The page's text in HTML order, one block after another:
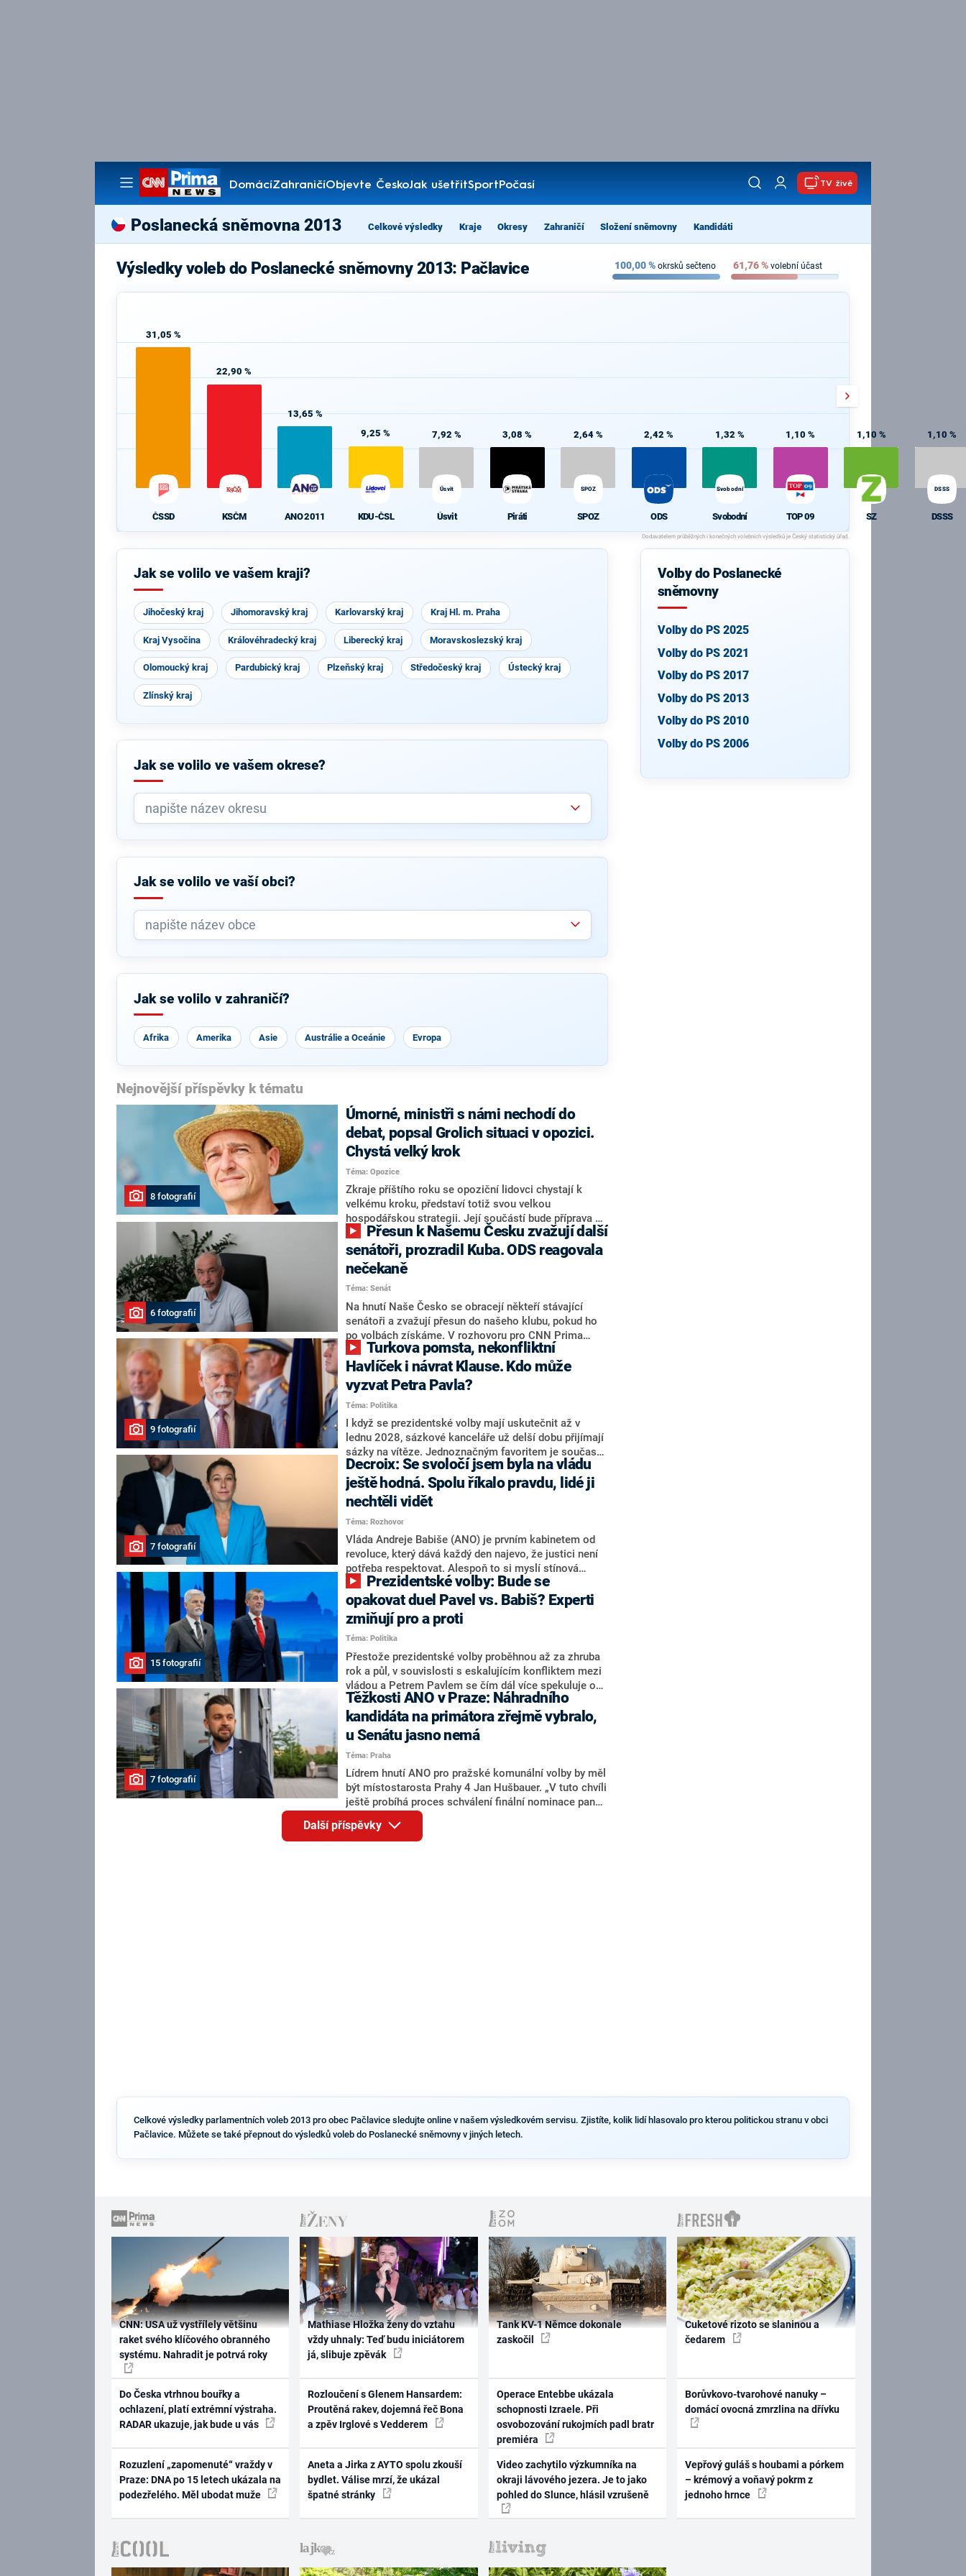
DomácíZahraničíObjevte ČeskoJak ušetřitSportPočasí
Pořady
TV živě
Poslanecká sněmovna 2013 Celkové výsledky Kraje Okresy Zahraničí Složení sněmovny Kandidáti
Výsledky voleb do Poslanecké sněmovny 2013: Pačlavice 100,00% okrsků sečteno 61,76% volební účast
31,05 %
ČSSD
22,90 %
KSČM
13,65 %
ANO 2011
9,25 %
KDU-ČSL
7,92 %
Úsvit
Úsvit
3,08 %
Piráti
2,64 %
SPOZ
SPOZ
2,42 %
ODS
1,32 %
Svobodní
Svobodní
1,10 %
TOP 09
1,10 %
SZ
1,10 %
DSSS
DSSS
Jak se volilo ve vašem kraji?
Jihočeský kraj Jihomoravský kraj Karlovarský kraj Kraj Hl. m. Praha
Kraj Vysočina Královéhradecký kraj Liberecký kraj Moravskoslezský kraj
Olomoucký kraj Pardubický kraj Plzeňský kraj Středočeský kraj Ústecký kraj
Zlínský kraj
Jak se volilo ve vašem okrese?
Jak se volilo ve vaší obci?
Jak se volilo v zahraničí?
Afrika Amerika Asie Austrálie a Oceánie Evropa
Nejnovější příspěvky k tématu
8 fotografií
Úmorné, ministři s námi nechodí do
debat, popsal Grolich situaci v opozici.
Chystá velký krok
Téma: Opozice
Zkraje příštího roku se opoziční lidovci chystají k
velkému kroku, představí totiž svou velkou
hospodářskou strategii. Její součástí bude příprava na
stárnutí populace, řekl ve středu na setkání s novináři
nový předseda lidovců Jan Grolich. Ten zároveň v
senátních volbách kandiduje ve Vyškově. Popsal i
aktivitu opozice, o níž vládní strany nebo političtí
komentátoři mluví jako o slabé a v defenzivě. „Je to
úmorná práce upozorňovat na chyby vlády. Ministři s
námi navíc nechodí do debat. Chceme ale ukazovat
svoje témata,“ odpověděl Grolich na dotaz CNN Prima
NEWS.
6 fotografií
senátoři, prozradil Kuba. ODS reagovala
nečekaně
Téma: Senát
Na hnutí Naše Česko se obracejí někteří stávající
senátoři a zvažují přesun do našeho klubu, pokud ho
po volbách získáme. V rozhovoru pro CNN Prima
NEWS to řekl zakladatel hnutí a jihočeský hejtman
Martin Kuba. Konkrétní nebyl, ale získat by takto mohl
například senátora Zdeňka Hrabu, který je dnes
součástí klubu ODS a TOP 09. Hraba to na dotaz
redakce nevyloučil. Předseda klubu senátorů ODS
Zdeněk Nytra redakci řekl, že počítá s odchodem
některých senátorů z klubu a že Naše Česko není
nepřítel, ale soupeř.
9 fotografií
Havlíček i návrat Klause. Kdo může
vyzvat Petra Pavla?
Téma: Politika
I když se prezidentské volby mají uskutečnit až v
lednu 2028, sázkové kanceláře už delší dobu přijímají
sázky na vítěze. Jednoznačným favoritem je současná
hlava státu Petr Pavel. Daleko za ním pak bookmakeři
zmiňují dva výrazné politiky ANO, tedy premiéra
Andreje Babiše a ministra průmyslu Karla Havlíčka.
Oblíbeným tipem samotných sázkařů je poslanec za
Motoristy Filip Turek. Politolog Jan Kubáček nicméně
o případné kandidatuře kohokoliv ze zmíněné trojice
značně pochybuje. Podle něj současná koalice dosud
nemá osobu, která by Pavlovi mohla konkurovat.
7 fotografií
Decroix: Se svoločí jsem byla na vládu
ještě hodná. Spolu říkalo pravdu, lidé ji
nechtěli vidět
Téma: Rozhovor
Vláda Andreje Babiše (ANO) je prvním kabinetem od
revoluce, který dává každý den najevo, že justici není
potřeba respektovat. Alespoň to si myslí stínová
ministryně spravedlnosti ODS Eva Decroix. V
rozhovoru pro CNN Prima NEWS si nebrala servítky
ohledně politického výkonu svého nástupce Jeronýma
Tejce (za ANO) či vládní zmocněnkyně pro lidská
práva Taťány Malé (ANO). Označením „svoloč“ na
adresu vlády prý byla ještě hodná. Decroix se také
vrátila k volební porážce koalice Spolu či promluvila o
hnutí Naše Česko Martina Kuby.
15 fotografií
opakovat duel Pavel vs. Babiš? Experti
zmiňují pro a proti
Téma: Politika
Přestože prezidentské volby proběhnou až za zhruba
rok a půl, v souvislosti s eskalujícím konfliktem mezi
vládou a Petrem Pavlem se čím dál více spekuluje o
tom, koho by do bitvy o Hrad mohla vyslat současná
koalice. Někteří političtí komentátoři znovu vytahují
jméno premiéra Andreje Babiše (ANO). Jak moc je
pravděpodobné, že se v prezidentských volbách 2028
bude znovu opakovat souboj z roku 2023?
7 fotografií
Těžkosti ANO v Praze: Náhradního
kandidáta na primátora zřejmě vybralo,
u Senátu jasno nemá
Téma: Praha
Lídrem hnutí ANO pro pražské komunální volby by měl
být místostarosta Prahy 4 Jan Hušbauer. „V tuto chvíli
ještě probíhá proces schválení finální nominace pana
Jana Hušbauera Výborem hnutí ANO,“ uvedl pro
redakci místopředseda pražského ANO Martin
Benkovič. O Hušbauerovi se spekulovalo jako o
Další příspěvky
Volby do Poslanecké
sněmovny
Volby do PS 2025
Volby do PS 2021
Volby do PS 2017
Volby do PS 2013
Volby do PS 2010
Volby do PS 2006
Celkové výsledky parlamentních voleb 2013 pro obec Pačlavice sledujte online v našem výsledkovém servisu. Zjistíte, kolik lidí hlasovalo pro kterou politickou stranu v obci
Pačlavice. Můžete se také přepnout do výsledků voleb do Poslanecké sněmovny v jiných letech.
CNN: USA už vystřílely většinu
raket svého klíčového obranného
systému. Nahradit je potrvá roky
Do Česka vtrhnou bouřky a
ochlazení, platí extrémní výstraha.
RADAR ukazuje, jak bude u vás
Rozuzlení „zapomenuté“ vraždy v
Praze: DNA po 15 letech ukázala na
podezřelého. Měl ubodat muže
Mathiase Hložka ženy do vztahu
vždy uhnaly: Teď budu iniciátorem
já, slibuje zpěvák
Rozloučení s Glenem Hansardem:
Proutěná rakev, dojemná řeč Bona
a zpěv Irglové s Vedderem
Aneta a Jirka z AYTO spolu zkouší
bydlet. Válise mrzí, že ukázal
špatné stránky
Tank KV-1 Němce dokonale
zaskočil
Operace Entebbe ukázala
schopnosti Izraele. Při
osvobozování rukojmích padl bratr
premiéra
Video zachytilo výzkumníka na
okraji lávového jezera. Je to jako
pohled do Slunce, hlásil vzrušeně
Cuketové rizoto se slaninou a
čedarem
Borůvkovo-tvarohové nanuky –
domácí ovocná zmrzlina na dřívku
Vepřový guláš s houbami a pórkem
– krémový a voňavý pokrm z
jednoho hrnce